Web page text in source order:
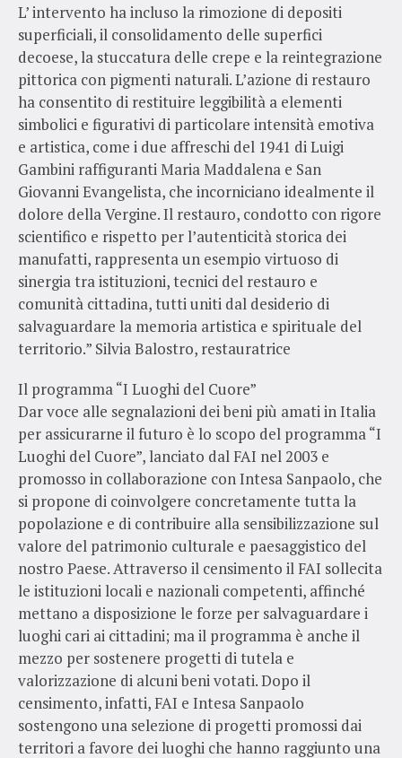
L’ intervento ha incluso la rimozione di depositi
superficiali, il consolidamento delle superfici
decoese, la stuccatura delle crepe e la reintegrazione
pittorica con pigmenti naturali. L’azione di restauro
ha consentito di restituire leggibilità a elementi
simbolici e figurativi di particolare intensità emotiva
e artistica, come i due affreschi del 1941 di Luigi
Gambini raffiguranti Maria Maddalena e San
Giovanni Evangelista, che incorniciano idealmente il
dolore della Vergine. Il restauro, condotto con rigore
scientifico e rispetto per l’autenticità storica dei
manufatti, rappresenta un esempio virtuoso di
sinergia tra istituzioni, tecnici del restauro e
comunità cittadina, tutti uniti dal desiderio di
salvaguardare la memoria artistica e spirituale del
territorio.” Silvia Balostro, restauratrice
Il programma “I Luoghi del Cuore”
Dar voce alle segnalazioni dei beni più amati in Italia
per assicurarne il futuro è lo scopo del programma “I
Luoghi del Cuore”, lanciato dal FAI nel 2003 e
promosso in collaborazione con Intesa Sanpaolo, che
si propone di coinvolgere concretamente tutta la
popolazione e di contribuire alla sensibilizzazione sul
valore del patrimonio culturale e paesaggistico del
nostro Paese. Attraverso il censimento il FAI sollecita
le istituzioni locali e nazionali competenti, affinché
mettano a disposizione le forze per salvaguardare i
luoghi cari ai cittadini; ma il programma è anche il
mezzo per sostenere progetti di tutela e
valorizzazione di alcuni beni votati. Dopo il
censimento, infatti, FAI e Intesa Sanpaolo
sostengono una selezione di progetti promossi dai
territori a favore dei luoghi che hanno raggiunto una